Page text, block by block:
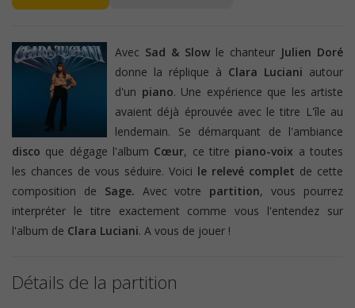
Avec Sad & Slow le chanteur Julien Doré
donne la réplique à Clara Luciani autour
d'un piano. Une expérience que les artiste
avaient déjà éprouvée avec le titre L'île au
lendemain. Se démarquant de l'ambiance
disco que dégage l'album Cœur, ce titre piano-voix a toutes
les chances de vous séduire. Voici le relevé complet de cette
composition de Sage. Avec votre partition, vous pourrez
interpréter le titre exactement comme vous l'entendez sur
l'album de Clara Luciani. A vous de jouer !
Détails de la partition